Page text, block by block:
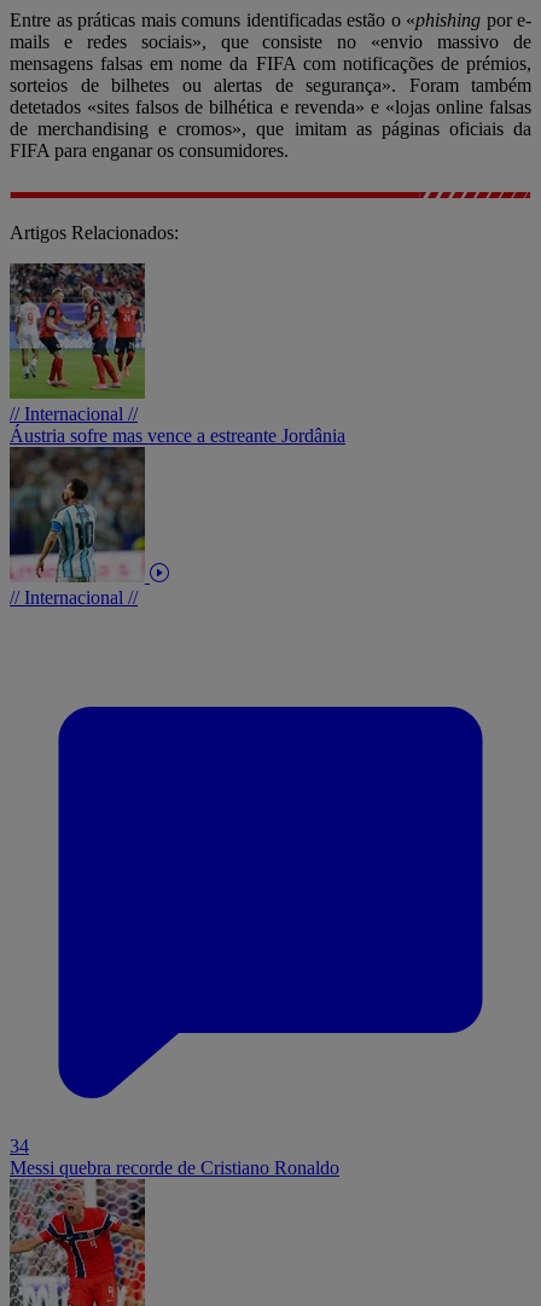
Entre as práticas mais comuns identificadas estão o «phishing por e-
mails e redes sociais», que consiste no «envio massivo de
mensagens falsas em nome da FIFA com notificações de prémios,
sorteios de bilhetes ou alertas de segurança». Foram também
detetados «sites falsos de bilhética e revenda» e «lojas online falsas
de merchandising e cromos», que imitam as páginas oficiais da
FIFA para enganar os consumidores.
Artigos Relacionados:
// Internacional //
Áustria sofre mas vence a estreante Jordânia
// Internacional //
34
Messi quebra recorde de Cristiano Ronaldo